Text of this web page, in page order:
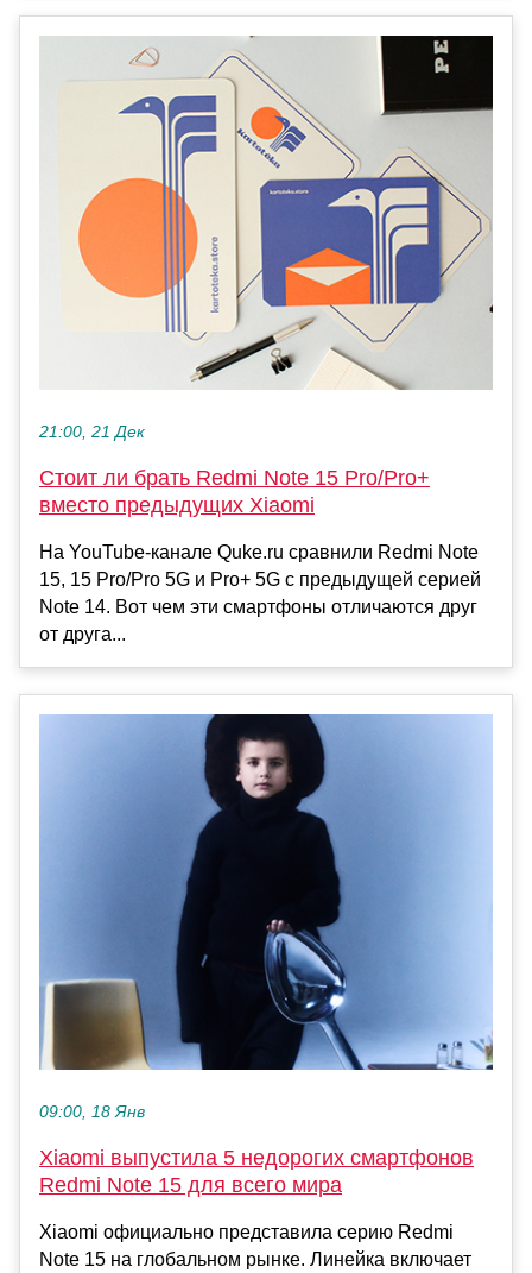
21:00, 21 Дек
Стоит ли брать Redmi Note 15 Pro/Pro+
вместо предыдущих Xiaomi
На YouTube-канале Quke.ru сравнили Redmi Note
15, 15 Pro/Pro 5G и Pro+ 5G с предыдущей серией
Note 14. Вот чем эти смартфоны отличаются друг
от друга...
09:00, 18 Янв
Xiaomi выпустила 5 недорогих смартфонов
Redmi Note 15 для всего мира
Xiaomi официально представила серию Redmi
Note 15 на глобальном рынке. Линейка включает